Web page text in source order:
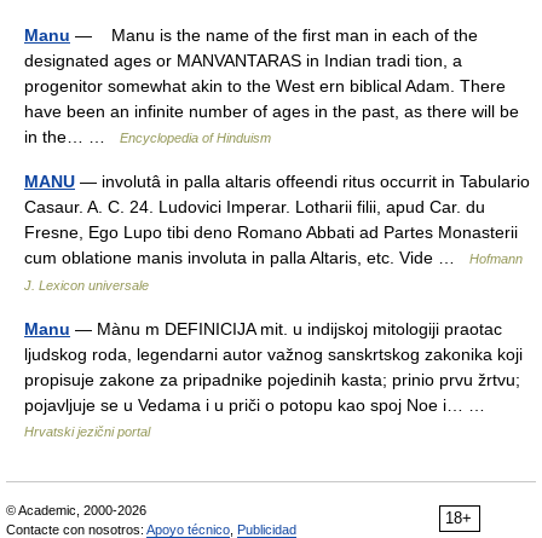
Manu — Manu is the name of the first man in each of the
designated ages or MANVANTARAS in Indian tradi tion, a
progenitor somewhat akin to the West ern biblical Adam. There
have been an infinite number of ages in the past, as there will be
in the… …
Encyclopedia of Hinduism
MANU — involutâ in palla altaris offeendi ritus occurrit in Tabulario
Casaur. A. C. 24. Ludovici Imperar. Lotharii filii, apud Car. du
Fresne, Ego Lupo tibi deno Romano Abbati ad Partes Monasterii
cum oblatione manis involuta in palla Altaris, etc. Vide …
Hofmann
J. Lexicon universale
Manu — Mànu m DEFINICIJA mit. u indijskoj mitologiji praotac
ljudskog roda, legendarni autor važnog sanskrtskog zakonika koji
propisuje zakone za pripadnike pojedinih kasta; prinio prvu žrtvu;
pojavljuje se u Vedama i u priči o potopu kao spoj Noe i… …
Hrvatski jezični portal
18+
© Academic, 2000-2026
Contacte con nosotros: Apoyo técnico Publicidad